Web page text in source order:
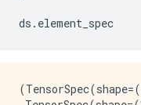
ds . element_spec